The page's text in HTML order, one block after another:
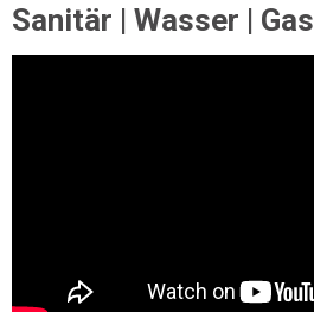
Sanitär | Wasser | Gas